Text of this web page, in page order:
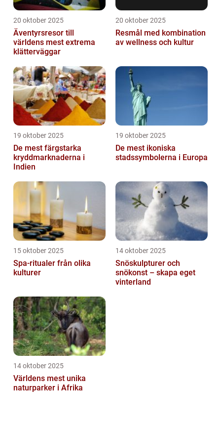
20 oktober 2025
Äventyrsresor till
världens mest extrema
klätterväggar
20 oktober 2025
Resmål med kombination
av wellness och kultur
19 oktober 2025
De mest färgstarka
kryddmarknaderna i
Indien
19 oktober 2025
De mest ikoniska
stadssymbolerna i Europa
15 oktober 2025
Spa-ritualer från olika
kulturer
14 oktober 2025
Snöskulpturer och
snökonst – skapa eget
vinterland
14 oktober 2025
Världens mest unika
naturparker i Afrika